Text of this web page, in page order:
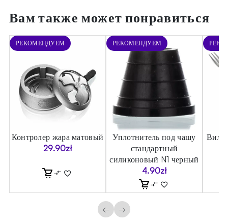
Вам также может понравиться
РЕКОМЕНДУЕМ
Контролер жара матовый
29.90zł
РЕКОМЕНДУЕМ
Уплотнитель под чашу
стандартный
силиконовый N1 черный
4.90zł
← →